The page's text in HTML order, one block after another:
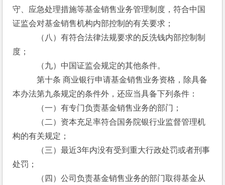
守、应急处理措施等基金销售业务管理制度，符合中国
证监会对基金销售机构内部控制的有关要求；
（八）有符合法律法规要求的反洗钱内部控制制
度；
（九）中国证监会规定的其他条件。
第十条 商业银行申请基金销售业务资格，除具备
本办法第九条规定的条件外，还应当具备下列条件：
（一）有专门负责基金销售业务的部门；
（二）资本充足率符合国务院银行业监督管理机
构的有关规定；
（三）最近3年内没有受到重大行政处罚或者刑事
处罚；
（四）公司负责基金销售业务的部门取得基金从